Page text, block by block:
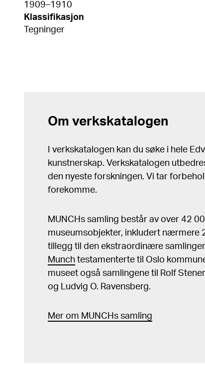
1909–1910
Klassifikasjon
Tegninger
Om verkskatalogen
I verkskatalogen kan du søke i hele
kunstnerskap. Verkskatalogen
den nyeste forskningen. Vi tar
forekomme.
MUNCHs samling består av over 42
museumsobjekter, inkludert nærmere
tillegg til den ekstraordinære
Munch testamenterte til Oslo
museet også samlingene til Rolf
og Ludvig O. Ravensberg.
Mer om MUNCHs samling